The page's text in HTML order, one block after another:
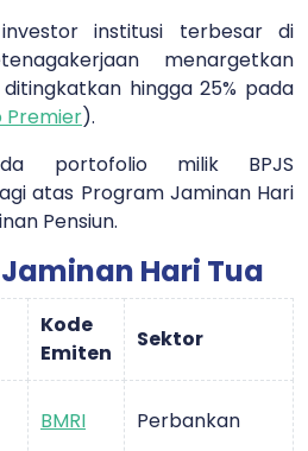
institusi terbesar di
menargetkan
hingga 25% pada
Premier).
portofolio milik BPJS
atas Program Jaminan Hari
Pensiun.
Hari Tua
Kode
Emiten
Sektor
BMRI Perbankan